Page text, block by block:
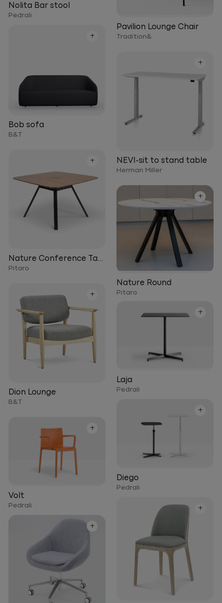
Pavilion Lounge Chair
Tradition&
Nolita Bar stool
Pedrali
+
Bob sofa
B&T
+
NEVI-sit to stand table
Herman Miller
+
Nature Conference Table
Pitaro
+
Nature Round
Pitaro
+
Dion Lounge
B&T
+
Laja
Pedrali
+
Diego
Pedrali
+
Volt
Pedrali +
+